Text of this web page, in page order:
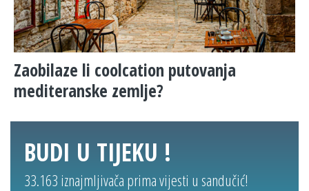
Zaobilaze li coolcation putovanja
mediteranske zemlje?
BUDI U TIJEKU !
33.163 iznajmljivača prima vijesti u sandučić!